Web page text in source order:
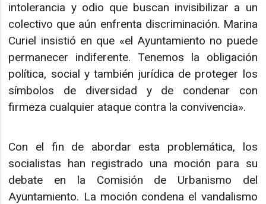
intolerancia y odio que buscan invisibilizar a un
colectivo que aún enfrenta discriminación. Marina
Curiel insistió en que «el Ayuntamiento no puede
permanecer indiferente. Tenemos la obligación
política, social y también jurídica de proteger los
símbolos de diversidad y de condenar con
firmeza cualquier ataque contra la convivencia».
Con el fin de abordar esta problemática, los
socialistas han registrado una moción para su
debate en la Comisión de Urbanismo del
Ayuntamiento. La moción condena el vandalismo